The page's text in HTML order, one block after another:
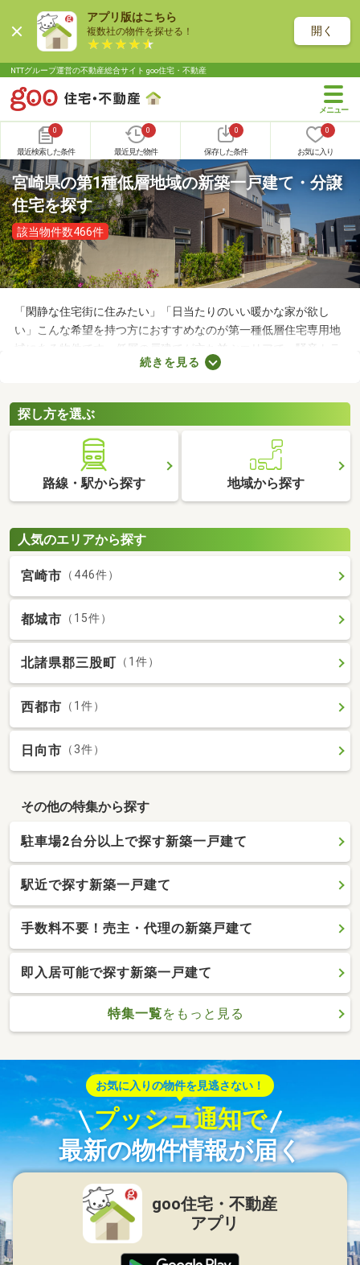
アプリ版はこちら
複数社の物件を探せる！ 開く
NTTグループ運営の不動産総合サイト goo住宅・不動産
0
最近検索した条件
0
最近見た物件
0
保存した条件
0
お気に入り
宮崎県の第1種低層地域の新築一戸建て・分譲
住宅を探す
該当物件数466件
「閑静な住宅街に住みたい」「日当たりのいい暖かな家が欲し
い」こんな希望を持つ方におすすめなのが第一種低層住宅専用地
域にある物件です。低層の戸建てが立ち並ぶエリアで、騒音トラ
ブルが少ない・住みやすい・高層の建物によって日光が遮断され
住居専用地域の新築一戸建てを紹介します。
続きを見る
探し方を選ぶ
路線・駅から探す 地域から探す
人気のエリアから探す
宮崎市 （446件）
都城市 （15件）
北諸県郡三股町 （1件）
西都市 （1件）
日向市 （3件）
その他の特集から探す
駐車場2台分以上で探す新築一戸建て
駅近で探す新築一戸建て
手数料不要！売主・代理の新築戸建て
即入居可能で探す新築一戸建て
特集一覧をもっと見る
お気に入りの物件を見逃さない！
プッシュ通知で
最新の物件情報が届く
goo住宅・不動産
アプリ